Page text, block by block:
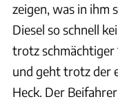
zeigen, was in ihm
Diesel so schnell
trotz
und geht trotz der
Heck. Der